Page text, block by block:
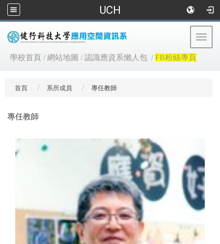
UCH
學校首頁 /網站地圖 /認識應資系懶人包 /FB粉絲專頁
首頁 系所成員 專任教師
專任教師